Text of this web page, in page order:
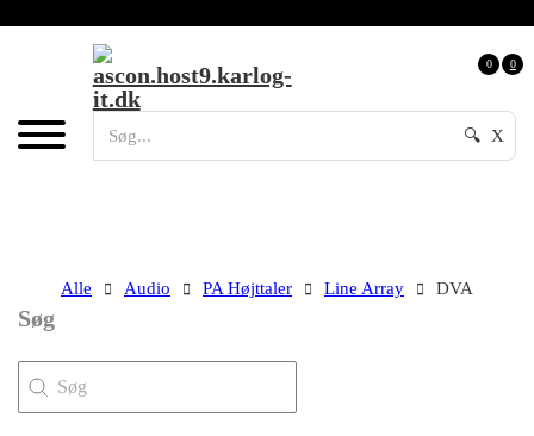
🔍 X
0 0
Alle Audio PA Højttaler Line Array DVA
Søg
Søg
Søg